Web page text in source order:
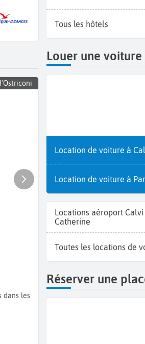
dans les
Tous les hôtels
Louer une voiture
Location de voiture à
Location de voiture à
Locations aéroport Calvi
Catherine
Toutes les locations de
Réserver une